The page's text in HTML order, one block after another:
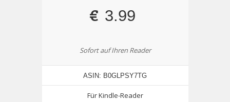
€ 3.99
Sofort auf Ihren Reader
ASIN: B0GLPSY7TG
Für Kindle-Reader